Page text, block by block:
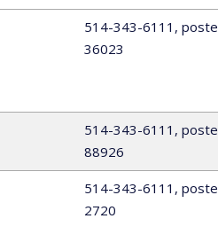
514-343-6111, poste
36023
514-343-6111, poste
88926
514-343-6111, poste
2720